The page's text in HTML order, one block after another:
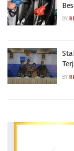
BY
BY